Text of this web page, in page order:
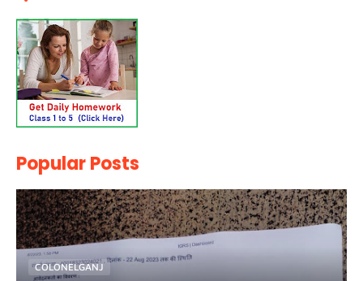
Popular Posts
COLONELGANJ